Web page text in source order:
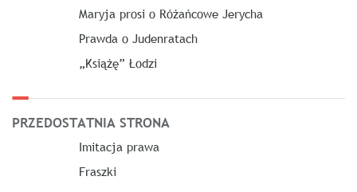
Maryja prosi o Różańcowe Jerycha
Prawda o Judenratach
„Książę” Łodzi
PRZEDOSTATNIA STRONA
Imitacja prawa
Fraszki